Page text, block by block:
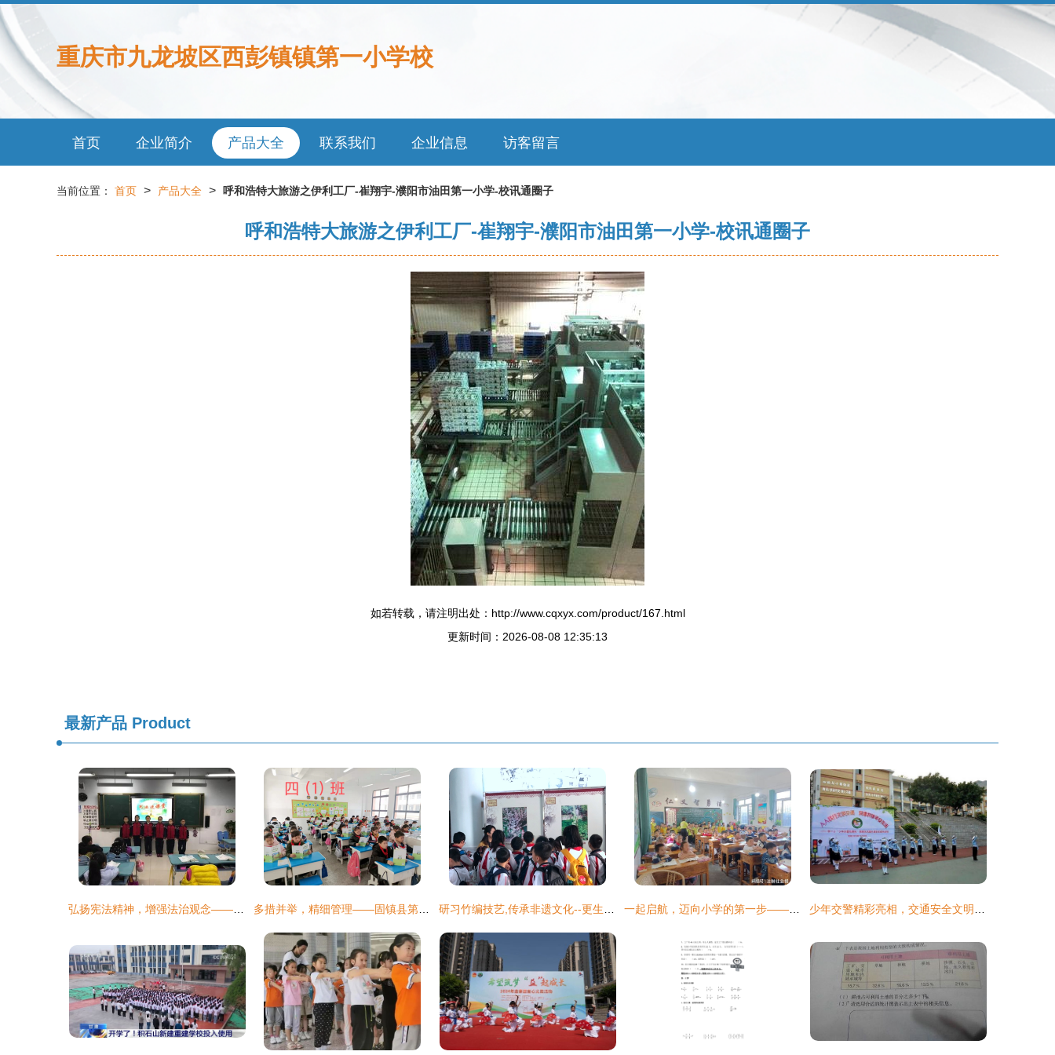
重庆市九龙坡区西彭镇镇第一小学校
首页 企业简介 产品大全 联系我们 企业信息 访客留言
当前位置： 首页 > 产品大全 > 呼和浩特大旅游之伊利工厂-崔翔宇-濮阳市油田第一小学-校讯通圈子
呼和浩特大旅游之伊利工厂-崔翔宇-濮阳市油田第一小学-校讯通圈子
如若转载，请注明出处：http://www.cqxyx.com/product/167.html
更新时间：2026-08-08 12:35:13
最新产品 Product